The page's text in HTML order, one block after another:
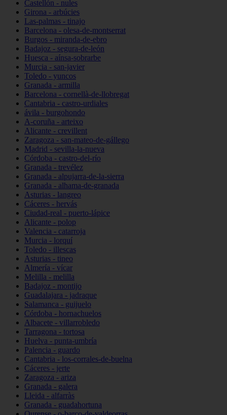
Castellón - nules
Girona - arbúcies
Las-palmas - tinajo
Barcelona - olesa-de-montserrat
Burgos - miranda-de-ebro
Badajoz - segura-de-león
Huesca - aínsa-sobrarbe
Murcia - san-javier
Toledo - yuncos
Granada - armilla
Barcelona - cornellà-de-llobregat
Cantabria - castro-urdiales
ávila - burgohondo
A-coruña - arteixo
Alicante - crevillent
Zaragoza - san-mateo-de-gállego
Madrid - sevilla-la-nueva
Córdoba - castro-del-río
Granada - trevélez
Granada - alpujarra-de-la-sierra
Granada - alhama-de-granada
Asturias - langreo
Cáceres - hervás
Ciudad-real - puerto-lápice
Alicante - polop
Valencia - catarroja
Murcia - lorquí
Toledo - illescas
Asturias - tineo
Almería - vícar
Melilla - melilla
Badajoz - montijo
Guadalajara - jadraque
Salamanca - guijuelo
Córdoba - hornachuelos
Albacete - villarrobledo
Tarragona - tortosa
Huelva - punta-umbría
Palencia - guardo
Cantabria - los-corrales-de-buelna
Cáceres - jerte
Zaragoza - ariza
Granada - galera
Lleida - alfarràs
Granada - guadahortuna